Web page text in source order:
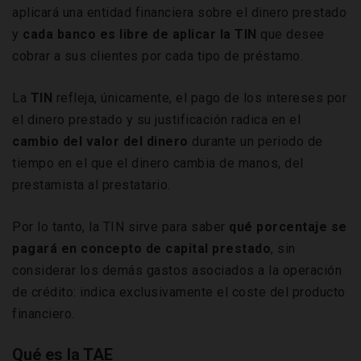
aplicará una entidad financiera sobre el dinero prestado
y cada banco es libre de aplicar la TIN que desee
cobrar a sus clientes por cada tipo de préstamo.
La TIN refleja, únicamente, el pago de los intereses por
el dinero prestado y su justificación radica en el
cambio del valor del dinero durante un periodo de
tiempo en el que el dinero cambia de manos, del
prestamista al prestatario.
Por lo tanto, la TIN sirve para saber qué porcentaje se
pagará en concepto de capital prestado, sin
considerar los demás gastos asociados a la operación
de crédito: indica exclusivamente el coste del producto
financiero.
Qué es la TAE